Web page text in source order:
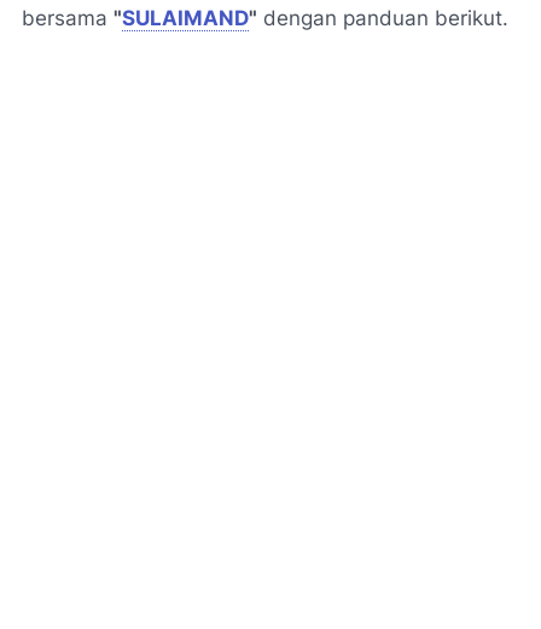
bersama "SULAIMAND" dengan panduan berikut.